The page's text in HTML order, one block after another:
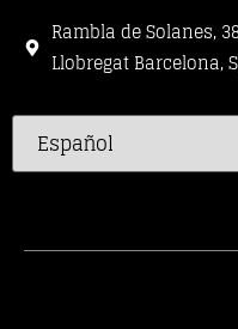
Rambla de Solanes,
Llobregat Barcelona,